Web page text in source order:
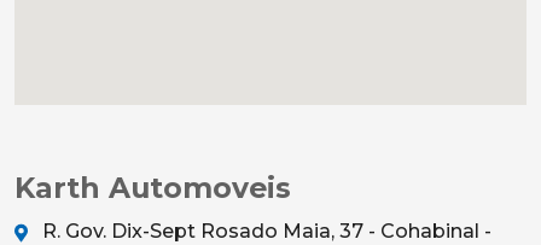
Karth Automoveis
R. Gov. Dix-Sept Rosado Maia, 37 - Cohabinal -